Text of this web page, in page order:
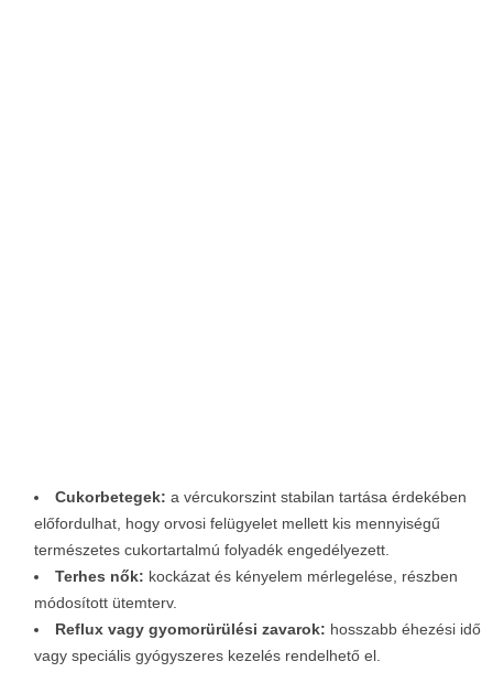
Cukorbetegek: a vércukorszint stabilan tartása érdekében
előfordulhat, hogy orvosi felügyelet mellett kis mennyiségű
természetes cukortartalmú folyadék engedélyezett.
Terhes nők: kockázat és kényelem mérlegelése, részben
módosított ütemterv.
Reflux vagy gyomorürülési zavarok: hosszabb éhezési idő
vagy speciális gyógyszeres kezelés rendelhető el.